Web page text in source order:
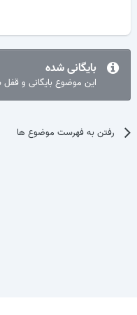
بایگانی شده
این موضوع بایگانی و
رفتن به فهرست موضوع ها